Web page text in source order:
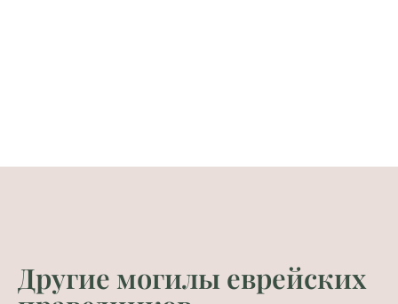
Другие могилы еврейских